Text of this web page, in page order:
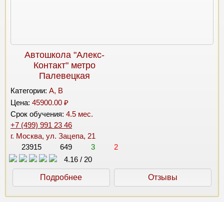
Автошкола "Алекс-
Контакт" метро
Палевецкая
Категории: A, B
Цена: 45900.00 ₽
Срок обучения: 4.5 мес.
+7 (499) 991 23 46
г. Москва, ул. Зацепа, 21
23915
649 3
2
4.16 / 20
Подробнее Отзывы